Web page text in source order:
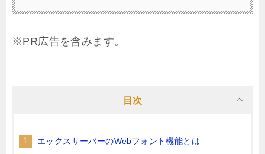
※PR広告を含みます。
目次
エックスサーバーのWebフォント機能とは